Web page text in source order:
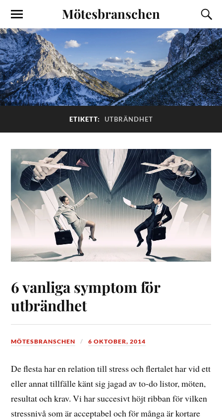
Mötesbranschen
ETIKETT: UTBRÄNDHET
6 vanliga symptom för
utbrändhet
MÖTESBRANSCHEN 6 OKTOBER, 2014
De flesta har en relation till stress och flertalet har vid ett
eller annat tillfälle känt sig jagad av to-do listor, möten,
resultat och krav. Vi har succesivt höjt ribban för vilken
stressnivå som är acceptabel och för många är kortare